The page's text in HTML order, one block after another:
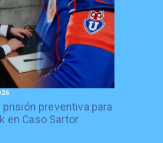
prisión preventiva para
en Caso Sartor